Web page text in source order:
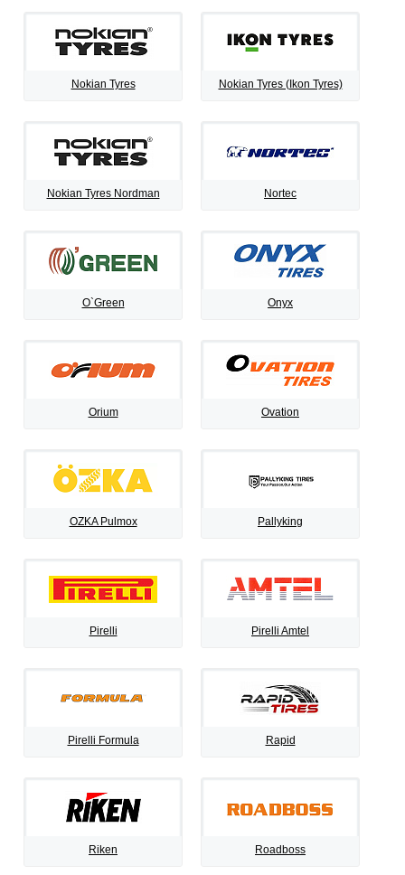
Nokian Tyres Nokian Tyres (Ikon Tyres)
Nokian Tyres Nordman Nortec
O`Green Onyx
Orium Ovation
OZKA Pulmox Pallyking
Pirelli Pirelli Amtel
Pirelli Formula Rapid
Riken Roadboss